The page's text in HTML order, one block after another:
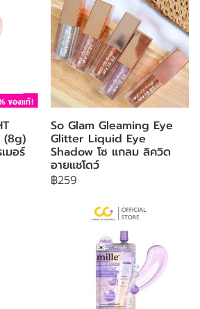
(8g)
มอร์
So Glam Gleaming Eye
Glitter Liquid Eye
Shadow โซ แกลม ลิควิด
อายแชโดว์
฿259